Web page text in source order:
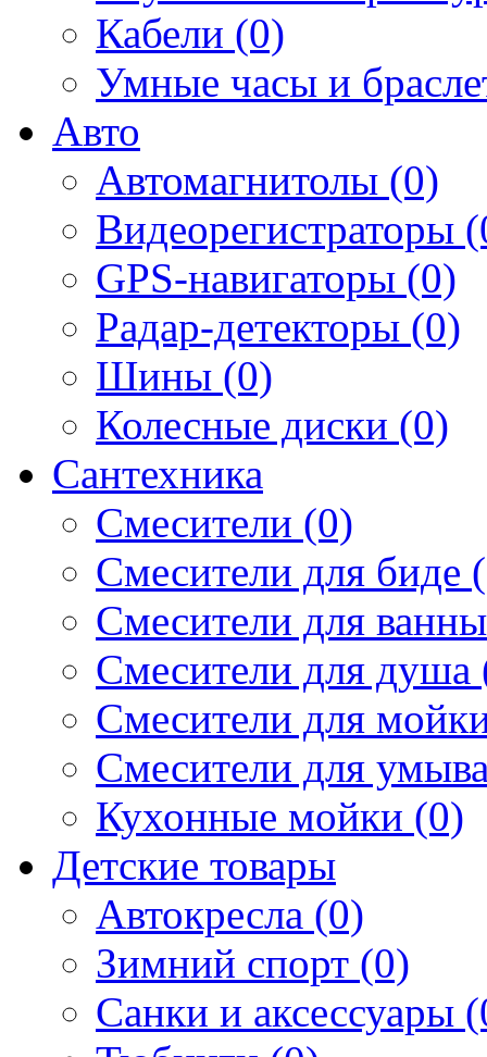
Кабели (0)
Умные часы и
Авто
Автомагнитолы (0)
Видеорегистраторы
GPS-навигаторы (0)
Радар-детекторы (0)
Шины (0)
Колесные диски (0)
Сантехника
Смесители (0)
Смесители для биде
Смесители для
Смесители для душа
Смесители для
Смесители для
Кухонные мойки (0)
Детские товары
Автокресла (0)
Зимний спорт (0)
Санки и аксессуары